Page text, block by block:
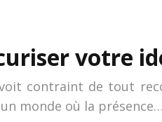
votre
contraint de tout
monde où la présence…